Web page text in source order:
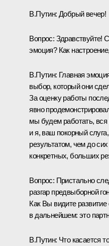
В.Путин: Добрый вечер!
Вопрос: Здравствуйте!
эмоция? Как
В.Путин: Главная
выбор, который они
За оценку работы
явно
мы будем работать,
и я, ваш покорный
результатом, чем до
конкретных, больших
Вопрос: Пристально
разгар предвыборной
Как Вы видите
в дальнейшем: это
В.Путин: Что касается